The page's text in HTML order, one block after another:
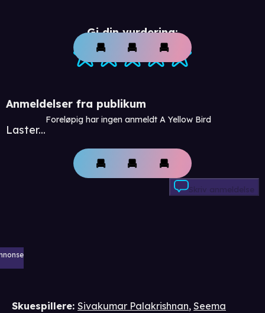
Gi din vurdering:
Anmeldelser fra publikum
Laster...
Foreløpig har ingen anmeldt A Yellow Bird
Skriv anmeldelse
Skuespillere: Sivakumar Palakrishnan, Seema